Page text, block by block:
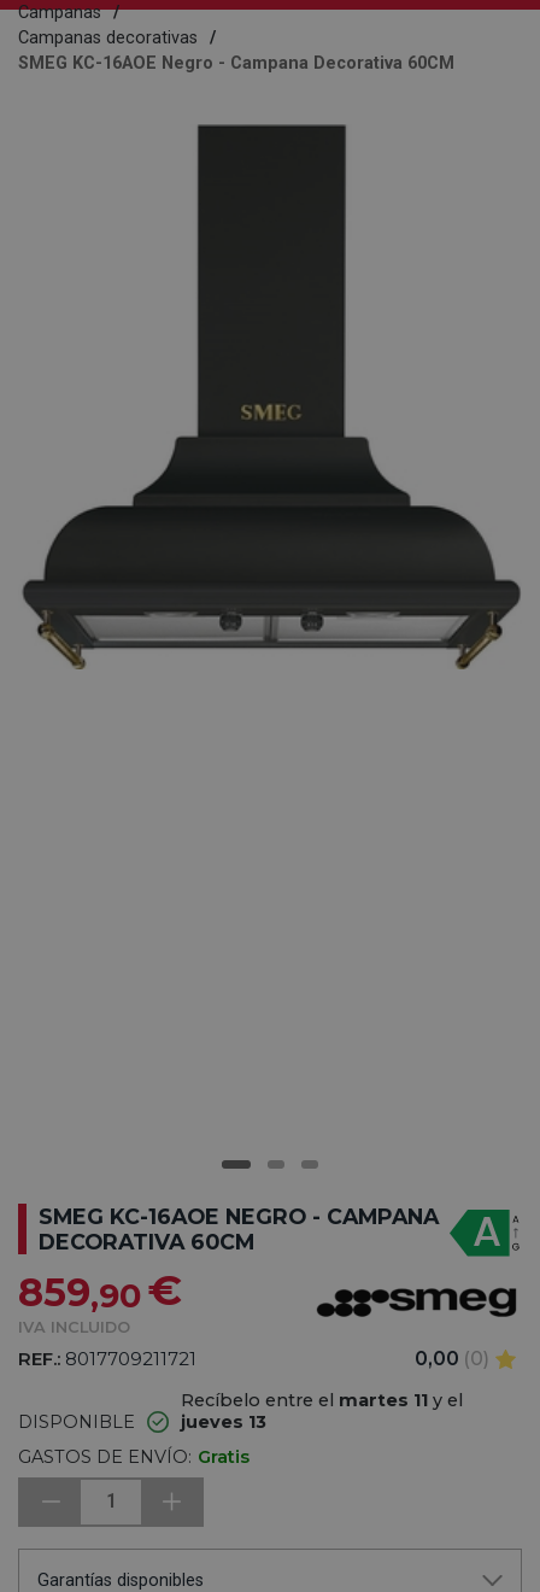
Campanas
Campanas decorativas
SMEG KC-16AOE Negro - Campana Decorativa 60CM
SMEG KC-16AOE NEGRO - CAMPANA
DECORATIVA 60CM
859,90€
IVA INCLUIDO
REF.: 8017709211721 0,00 (0)
DISPONIBLE
Recíbelo entre el martes 11 y el
jueves 13
GASTOS DE ENVÍO: Gratis
1
Garantías disponibles